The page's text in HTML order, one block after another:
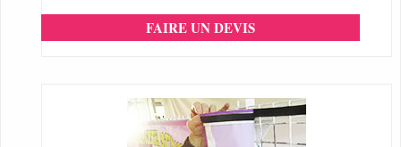
FAIRE UN DEVIS